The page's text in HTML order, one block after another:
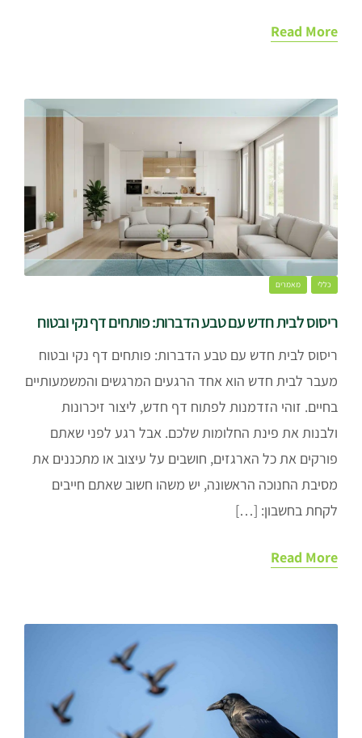
Read More
כללי מאמרים
ריסוס לבית חדש עם טבע הדברות: פותחים דף נקי ובטוח
ריסוס לבית חדש עם טבע הדברות: פותחים דף נקי ובטוח
מעבר לבית חדש הוא אחד הרגעים המרגשים והמשמעותיים
בחיים. זוהי הזדמנות לפתוח דף חדש, ליצור זיכרונות
ולבנות את פינת החלומות שלכם. אבל רגע לפני שאתם
פורקים את כל הארגזים, חושבים על עיצוב או מתכננים את
מסיבת החנוכה הראשונה, יש משהו חשוב שאתם חייבים
לקחת בחשבון: […]
Read More